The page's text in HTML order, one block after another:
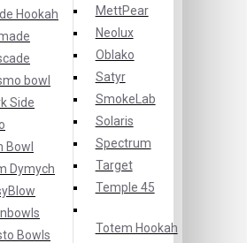
Hookah
bowl
Side
Bowl
Dymych
Bowls
MettPear
Neolux
Oblako
Satyr
SmokeLab
Solaris
Spectrum
Target
Temple 45
Totem Hookah